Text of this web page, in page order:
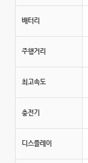
배터리
주행거리
최고속도
충전기
디스플레이